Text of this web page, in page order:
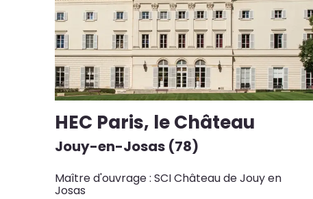
HEC Paris, le Château
Jouy-en-Josas (78)
Maître d'ouvrage : SCI Château de Jouy en
Josas